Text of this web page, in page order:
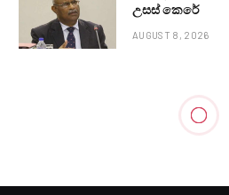
උසස් කෙරේ
AUGUST 8, 2026